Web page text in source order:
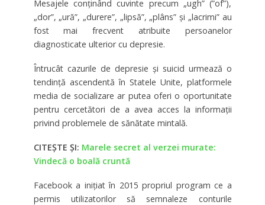
Mesajele conţinând cuvinte precum „ugh” (”of”),
„dor”, „ură”, „durere”, „lipsă”, „plâns” şi „lacrimi” au
fost mai frecvent atribuite persoanelor
diagnosticate ulterior cu depresie.
Întrucât cazurile de depresie şi suicid urmează o
tendinţă ascendentă în Statele Unite, platformele
media de socializare ar putea oferi o oportunitate
pentru cercetători de a avea acces la informaţii
privind problemele de sănătate mintală.
CITEȘTE ȘI: Marele secret al verzei murate:
Vindecă o boală cruntă
Facebook a iniţiat în 2015 propriul program ce a
permis utilizatorilor să semnaleze conturile